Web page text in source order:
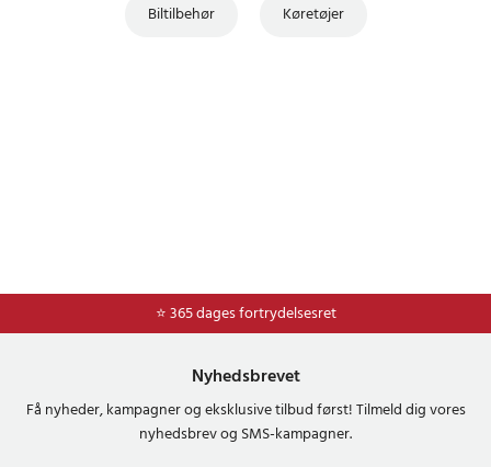
Biltilbehør Køretøjer
⭐ 365 dages fortrydelsesret
⭐ Nem og sikker betaling med mobilepay og dankort
Nyhedsbrevet
Få nyheder, kampagner og eksklusive tilbud først! Tilmeld dig vores
nyhedsbrev og SMS-kampagner.